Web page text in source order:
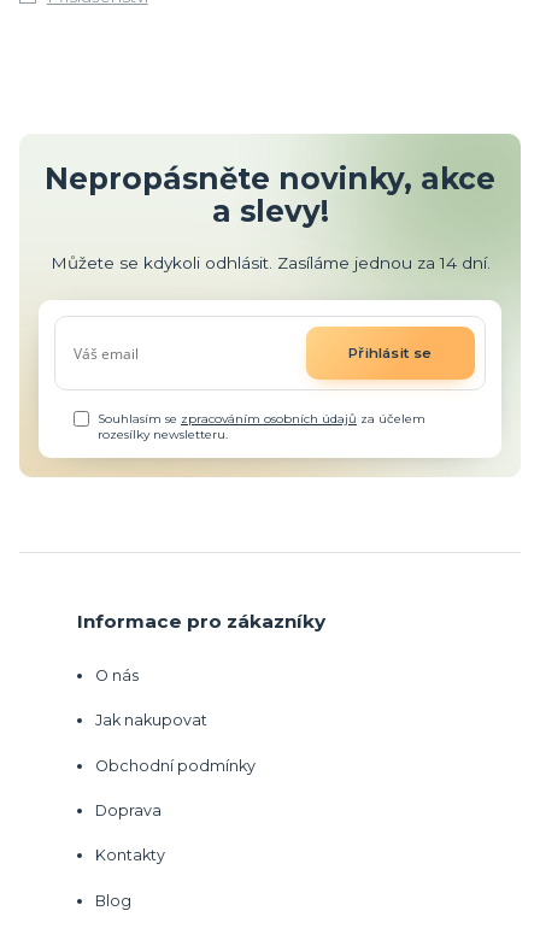
Nepropásněte novinky, akce
a slevy!
Můžete se kdykoli odhlásit. Zasíláme jednou za 14 dní.
Přihlásit se
Souhlasím se zpracováním osobních údajů za účelem
rozesílky newsletteru.
Informace pro zákazníky
O nás
Jak nakupovat
Obchodní podmínky
Doprava
Kontakty
Blog